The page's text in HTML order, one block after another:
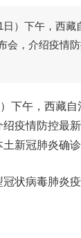
）下午，西藏
会，介绍疫情
午，西藏自
绍疫情防控最
新冠肺炎确诊
冠状病毒肺炎